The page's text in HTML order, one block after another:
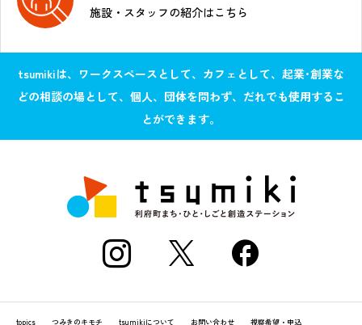
施設・スタッフの紹介はこちら
tsumikiは、ワークスペースとして、カフェとして、起業･創業な
どの相談の場として、個人、団体を問わず、だれでも使用するこ
とができます。
topics つみきのキモチ tsumikiについて お問い合わせ 視察希望・申込